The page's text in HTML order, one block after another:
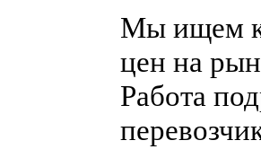
Мы ищем
цен на
Работа